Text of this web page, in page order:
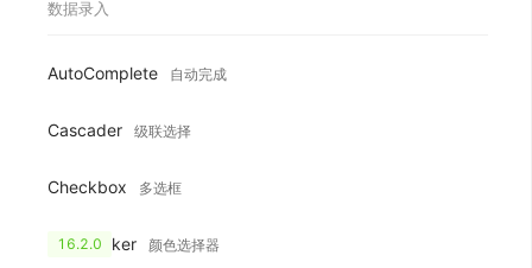
数据录入
AutoComplete 自动完成
Cascader 级联选择
Checkbox 多选框
ColorPicker 颜色选择器
16.2.0